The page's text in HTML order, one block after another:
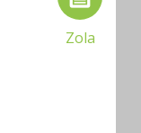
Zola